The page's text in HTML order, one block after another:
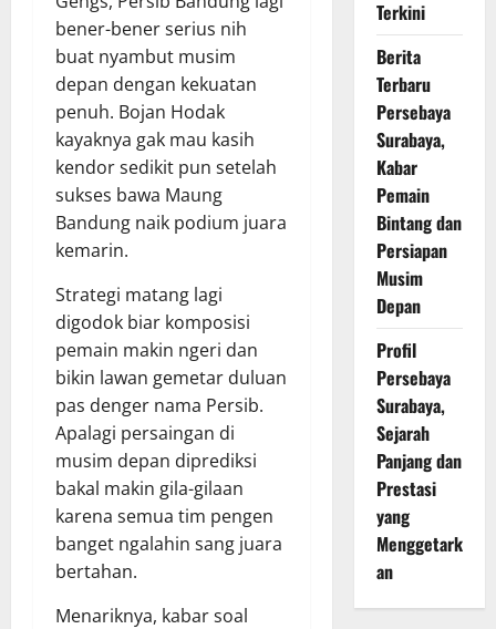
bener-bener serius nih
buat nyambut musim
depan dengan kekuatan
penuh. Bojan Hodak
kayaknya gak mau kasih
kendor sedikit pun setelah
sukses bawa Maung
Bandung naik podium juara
kemarin.
Strategi matang lagi
digodok biar komposisi
pemain makin ngeri dan
bikin lawan gemetar duluan
pas denger nama Persib.
Apalagi persaingan di
musim depan diprediksi
bakal makin gila-gilaan
karena semua tim pengen
banget ngalahin sang juara
bertahan.
Menariknya, kabar soal
Terkini
Berita
Terbaru
Persebaya
Surabaya,
Kabar
Pemain
Bintang dan
Persiapan
Musim
Depan
Profil
Persebaya
Surabaya,
Sejarah
Panjang dan
Prestasi
yang
Menggetark
an